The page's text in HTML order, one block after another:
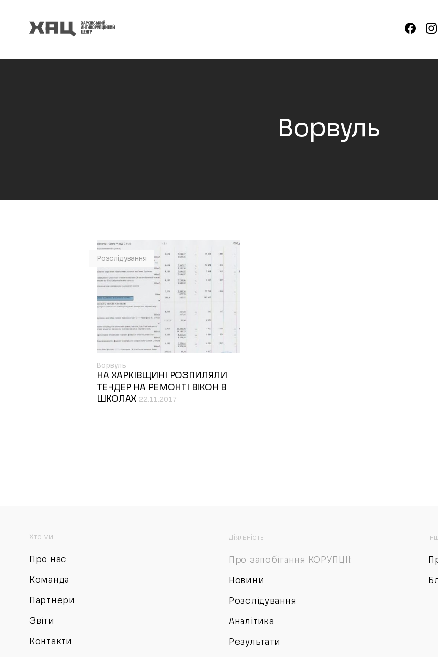
Ворвуль
Розслідування
Ворвуль
НА ХАРКІВЩИНІ РОЗПИЛЯЛИ
ТЕНДЕР НА РЕМОНТІ ВІКОН В
ШКОЛАХ 22.11.2017
Хто ми
Про нас
Команда
Партнери
Звіти
Контакти
Діяльність
Про запобігання КОРУПЦІЇ:
Новини
Розслідування
Аналітика
Результати